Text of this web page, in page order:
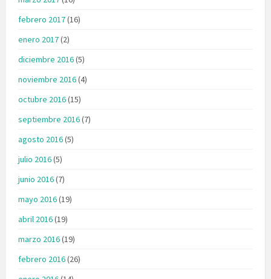
febrero 2017(16)
enero 2017(2)
diciembre 2016(5)
noviembre 2016(4)
octubre 2016(15)
septiembre 2016(7)
agosto 2016(5)
julio 2016(5)
junio 2016(7)
mayo 2016(19)
abril 2016(19)
marzo 2016(19)
febrero 2016(26)